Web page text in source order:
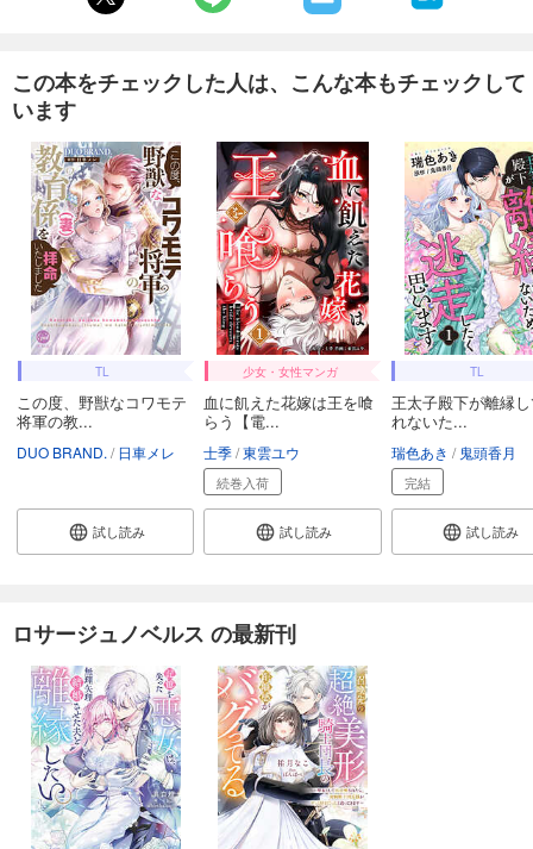
この本をチェックした人は、こんな本もチェックして
います
TL
この度、野獣なコワモテ
将軍の教...
DUO BRAND. 日車メレ
試し読み
少女・女性マンガ
血に飢えた花嫁は王を喰
らう【電...
士季 東雲ユウ
続巻入荷
試し読み
TL
王太子殿下が離縁
れないた...
瑞色あき 鬼頭香月
完結
試し読み
ロサージュノベルス の最新刊